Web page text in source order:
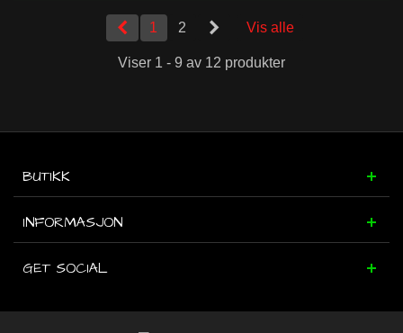
1 2 Vis alle
Viser 1 - 9 av 12 produkter
BUTIKK
INFORMASJON
GET SOCIAL